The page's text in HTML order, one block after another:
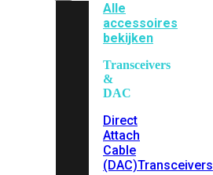
Alle
accessoires
bekijken
Transceivers
&
DAC
Direct
Attach
Cable
(DAC)Transceivers